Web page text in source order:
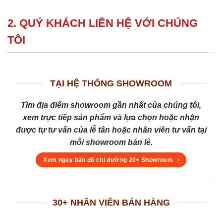
2. QUÝ KHÁCH LIÊN HỆ VỚI CHÚNG
TÔI
TẠI HỆ THỐNG SHOWROOM
Tìm địa điểm showroom gần nhất của chúng tôi,
xem trực tiếp sản phẩm và lựa chọn hoặc nhận
được tự tư vấn của lễ tân hoặc nhân viên tư vấn tại
mỗi showroom bán lẻ.
Xem ngay bản đồ chỉ đường 20+ Showroom
30+ NHÂN VIÊN BÁN HÀNG